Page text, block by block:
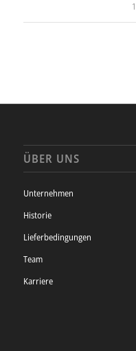
ÜBER UNS
Unternehmen
Historie
Lieferbedingungen
Team
Karriere